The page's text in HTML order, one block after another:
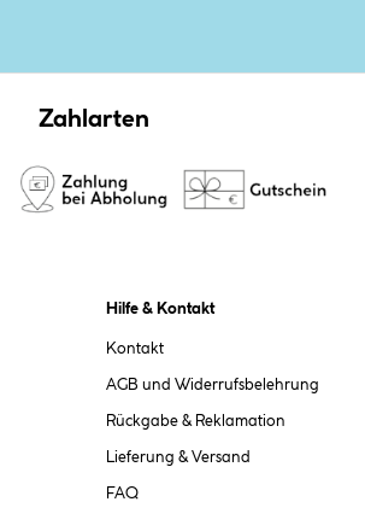
Zahlarten
Hilfe & Kontakt
Kontakt
AGB und Widerrufsbelehrung
Rückgabe & Reklamation
Lieferung & Versand
FAQ